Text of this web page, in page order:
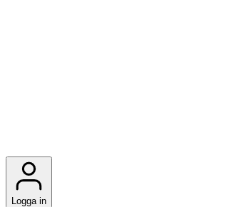
Logga in